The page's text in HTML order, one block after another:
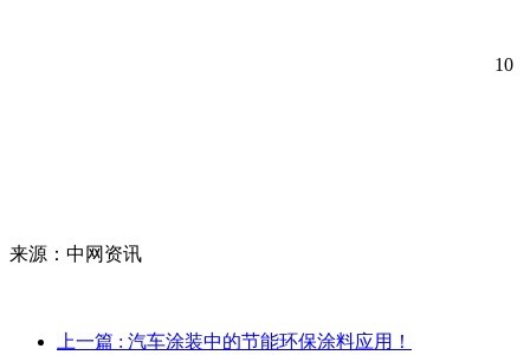
10
来源：中网资讯
上一篇 : 汽车涂装中的节能环保涂料应用！